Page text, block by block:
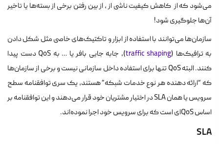
می‌شود که از کاهش کیفیت ناشی از ، از بین رفتن برخی از بسته‌ها یا تاخیر
آن‌ها جلوگیری شود!
سازمان‌ها می‌توانند با استفاده از ابزار و تاکتیک‌های خاصی مثل شکل دادن
به ترافیک‌ها (traffic shaping
)، جابه جایی بافر یا … به QoS دست پیدا
کنند. البته QoS تنها برای استفاده داخل سازمانی نیست و برخی از سازمان‌ها
که “ارائه دهنده هر نوع خدمات شبکه” هستند، یک سری توافقنامه سطح
سرویس یا همان SLA در اختیار مشتریان خود قرار می‌دهند و این توافقنامه بر
اساس QoS‌ای است که برای سرویس خود اجرا نموده‌اند.
SLA